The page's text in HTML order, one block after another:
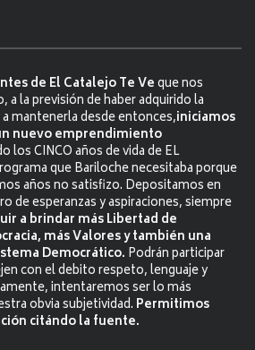
de El Catalejo Te Veque nos
la previsión de haber adquirido la
mantenerla desde entonces,iniciamos
nuevo emprendimiento
los CINCO años de vida de EL
que Bariloche necesitaba porque
años no satisfizo. Depositamos en
de esperanzas y aspiraciones, siempre
a brindar más Libertad de
más Valores y también una
Democrático. Podrán participar
con el debito respeto, lenguaje y
intentaremos ser lo más
obvia subjetividad. Permitimos
citándo la fuente.